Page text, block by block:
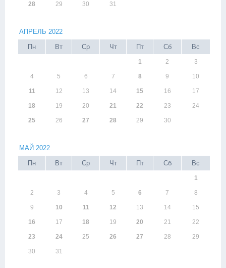
28 29 30 31
АПРЕЛЬ 2022
Пн
Вт Ср Чт Пт Сб Вс
1 2 3
4 5 6 7 8 9 10
11 12 13 14 15 16 17
18 19 20 21 22 23 24
25 26 27 28 29 30
МАЙ 2022
Пн
Вт Ср Чт Пт Сб Вс
1
2 3 4 5 6 7 8
9 10 11 12 13 14 15
16 17 18 19 20 21 22
23 24 25 26 27 28 29
30 31